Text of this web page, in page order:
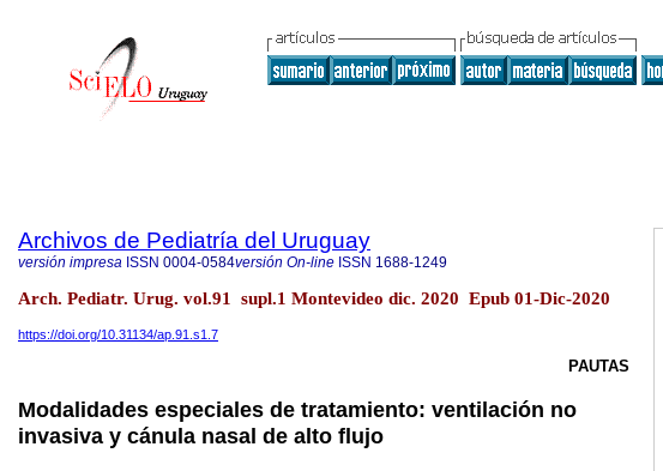
Archivos de Pediatría del Uruguay
versión impresa ISSN 0004-0584versión On-line ISSN 1688-1249
Arch. Pediatr. Urug. vol.91 supl.1 Montevideo dic. 2020 Epub 01-Dic-2020
https://doi.org/10.31134/ap.91.s1.7
PAUTAS
Modalidades especiales de tratamiento: ventilación no
invasiva y cánula nasal de alto flujo